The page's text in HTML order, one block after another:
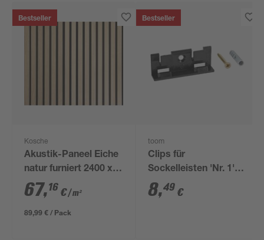
Bestseller
Kosche
Akustik-Paneel Eiche
natur furniert 2400 x
561 x 19 mm
67,16 €/ m²
89,99 € / Pack
Bestseller
toom
Clips für
Sockelleisten 'Nr. 1'
schwarz, 20 Stück
8,49 €